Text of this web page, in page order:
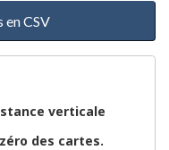
en CSV
verticale
des cartes.